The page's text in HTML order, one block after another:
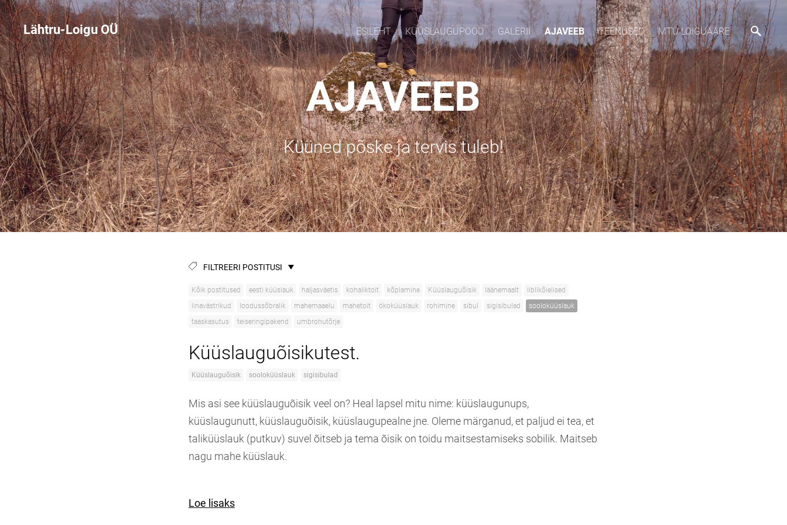
Lähtru-Loigu OÜ ESILEHT KÜÜSLAUGUPOOD GALERII AJAVEEB TEENUSED MTÜ LOIGUÄÄRE
AJAVEEB
Küüned põske ja tervis tuleb!
FILTREERI POSTITUSI
Kõik postitused eesti küüslauk haljasväetis kohaliktoit kõplamine Küüslauguõisik läänemaalt
liblikõielised
linavästrikud
loodussõbralik mahemaaelu mahetoit ökoküüslauk rohimine sibul sigisibulad
sooloküüslauk
taaskasutus
teiseringipakend umbrohutõrje
Küüslauguõisikutest.
Küüslauguõisik sooloküüslauk sigisibulad
Mis asi see küüslauguõisik veel on? Heal lapsel mitu nime: küüslaugunups,
küüslaugunutt, küüslauguõisik, küüslaugupealne jne. Oleme märganud, et paljud ei tea, et
taliküüslauk (putkuv) suvel õitseb ja tema õisik on toidu maitsestamiseks sobilik. Maitseb
nagu mahe küüslauk.
Loe lisaks